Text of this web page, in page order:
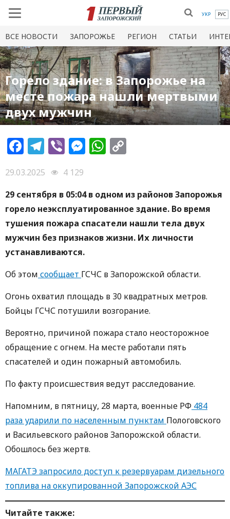
УКР РУС
ВСЕ НОВОСТИ ЗАПОРОЖЬЕ РЕГИОН СТАТЬИ
Горело здание: в Запорожье на
месте пожара нашли мертвыми
двух мужчин
Facebook
Telegram
ViberMessenger
WhatsApp
29.03.2025
4 129
29 сентября в 05:04 в одном из районов Запорожья
горело неэксплуатированное здание. Во время
тушения пожара спасатели нашли тела двух
мужчин без признаков жизни. Их личности
устанавливаются.
Об этом сообщает ГСЧС в Запорожской области.
Огонь охватил площадь в 30 квадратных метров.
Бойцы ГСЧС потушили возгорание.
Вероятно, причиной пожара стало неосторожное
обращение с огнем. На месте работали пять
спасателей и один пожарный автомобиль.
По факту происшествия ведут расследование.
Напомним, в пятницу, 28 марта, военные РФ 484
раза ударили по населенным пунктам Пологовского
и Васильевского районов Запорожской области.
Обошлось без жертв.
МАГАТЭ запросило доступ к резервуарам дизельного
топлива на оккупированной Запорожской АЭС
Читайте также: